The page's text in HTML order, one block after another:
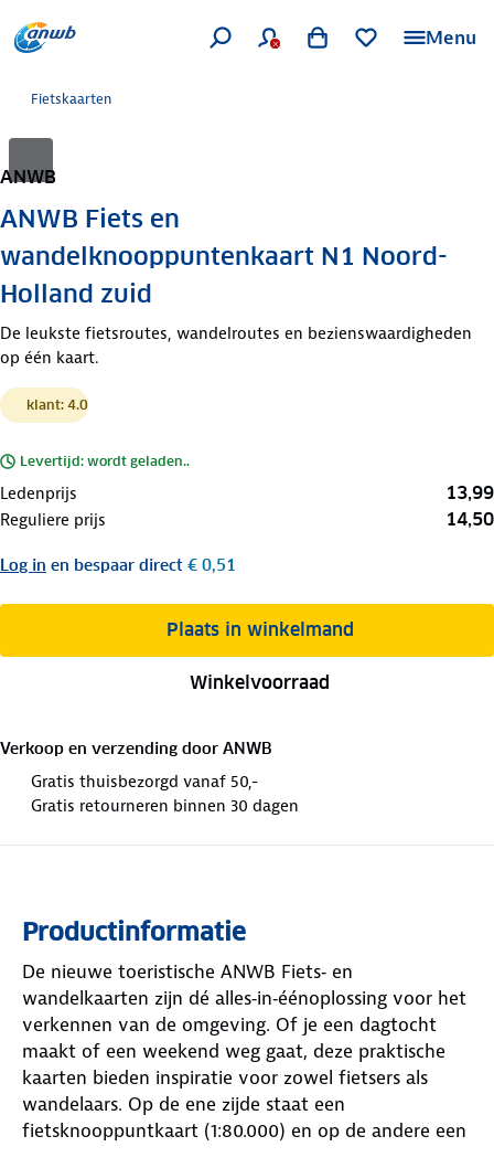
Menu
Fietskaarten
ANWB
ANWB Fiets en
wandelknooppuntenkaart N1 Noord-
Holland zuid
De leukste fietsroutes, wandelroutes en bezienswaardigheden
op één kaart.
klant: 4.0
Levertijd: wordt geladen..
Ledenprijs 13,99
Reguliere prijs 14,50
Log in en bespaar direct € 0,51
Plaats in winkelmand
Winkelvoorraad
Verkoop en verzending door ANWB
Gratis thuisbezorgd vanaf 50,-
Gratis retourneren binnen 30 dagen
Productinformatie
De nieuwe toeristische ANWB Fiets‑ en
wandelkaarten zijn dé alles‑in‑éénoplossing voor het
verkennen van de omgeving. Of je een dagtocht
maakt of een weekend weg gaat, deze praktische
kaarten bieden inspiratie voor zowel fietsers als
wandelaars. Op de ene zijde staat een
fietsknooppuntkaart (1:80.000) en op de andere een